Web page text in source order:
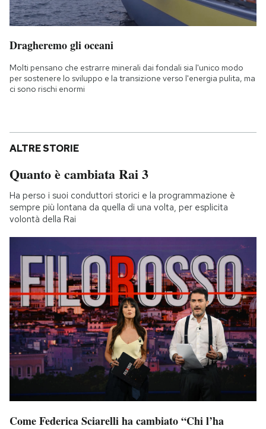
Dragheremo gli oceani
Molti pensano che estrarre minerali dai fondali sia l'unico modo
per sostenere lo sviluppo e la transizione verso l'energia pulita, ma
ci sono rischi enormi
ALTRE STORIE
Quanto è cambiata Rai 3
Ha perso i suoi conduttori storici e la programmazione è
sempre più lontana da quella di una volta, per esplicita
volontà della Rai
Come Federica Sciarelli ha cambiato “Chi l’ha